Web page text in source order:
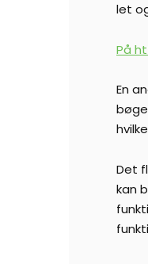
let
På
En
Det
kan